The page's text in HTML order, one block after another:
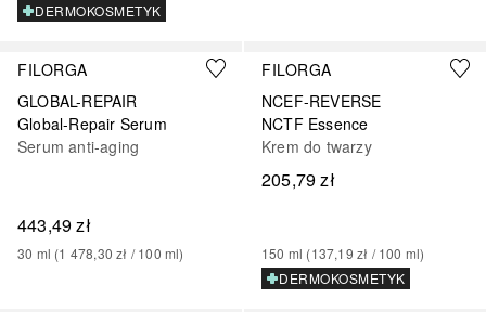
DERMOKOSMETYK
FILORGA
GLOBAL-REPAIR
Global-Repair Serum
Serum anti-aging
443,49 zł
30 ml (1 478,30 zł / 100 ml)
FILORGA
NCEF-REVERSE
NCTF Essence
Krem do twarzy
205,79 zł
150 ml (137,19 zł / 100 ml)
DERMOKOSMETYK